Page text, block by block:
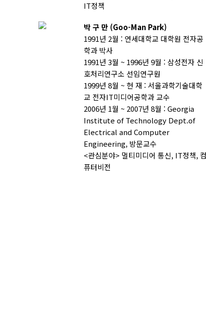
IT정책
박 구 만 (Goo-Man Park)
1991년 2월 : 연세대학교 대학원 전자공
학과 박사
1991년 3월 ~ 1996년 9월 : 삼성전자 신
호처리연구소 선임연구원
1999년 8월 ~ 현 재 : 서울과학기술대학
교 전자IT미디어공학과 교수
2006년 1월 ~ 2007년 8월 : Georgia
Institute of Technology Dept.of
Electrical and Computer
Engineering, 방문교수
<관심분야> 멀티미디어 통신, IT정책, 컴
퓨터비전